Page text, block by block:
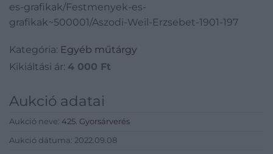
es-grafikak/Festmenyek-es-
grafikak~500001/Aszodi-Weil-Erzsebet-1901-197
Kategória: Egyéb műtárgy
Kikiáltási ár: 4 000 Ft
Aukció adatai
Aukció neve: 425. Gyorsárverés
Aukció dátuma: 2022.09.08